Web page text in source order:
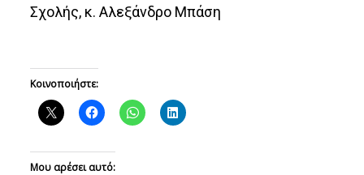
Σχολής, κ. Αλεξάνδρο Μπάση
Κοινοποιήστε:
Μου αρέσει αυτό: